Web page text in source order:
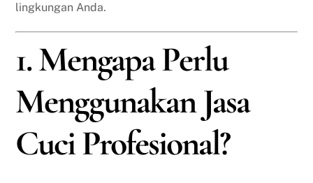
lingkungan Anda.
1. Mengapa Perlu
Menggunakan Jasa
Cuci Profesional?